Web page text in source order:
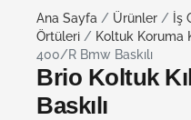
Ana Sayfa / Ürünler / İş
Örtüleri / Koltuk Koruma
400/R Bmw Baskılı
Brio Koltuk
Baskılı